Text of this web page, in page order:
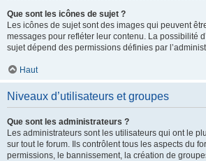
Que sont les icônes de sujet ?
Les icônes de sujet sont des images qui peuvent
messages pour refléter leur contenu. La possibilité
sujet dépend des permissions définies par
Haut
Niveaux d’utilisateurs et groupes
Que sont les administrateurs ?
Les administrateurs sont les utilisateurs qui ont le
sur tout le forum. Ils contrôlent tous les aspects du
permissions, le bannissement, la création de